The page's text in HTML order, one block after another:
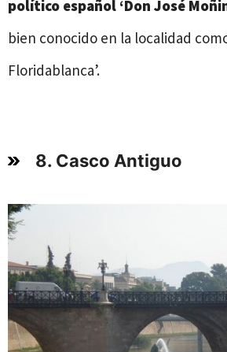
político español ‘Don José
bien conocido en la localidad
Floridablanca’.
8. Casco Antiguo